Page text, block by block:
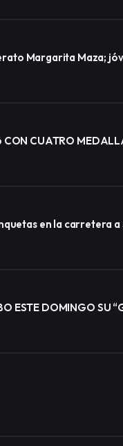
Margarita Maza;
CUATRO
en la carretera
ESTE DOMINGO SU